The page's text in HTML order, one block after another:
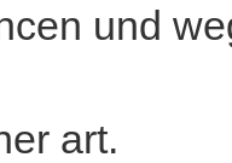
und
art.